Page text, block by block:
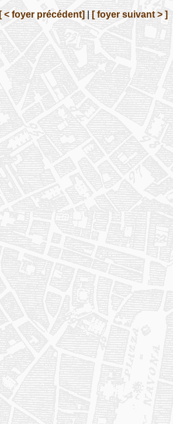
[ < foyer précédent] [ foyer suivant > ]